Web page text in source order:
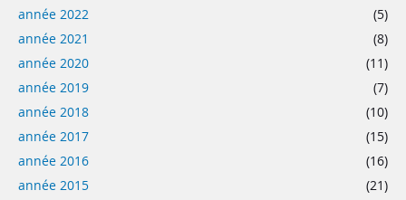
année 2022
(5)
année 2021
(8)
année 2020
(11)
année 2019
(7)
année 2018
(10)
année 2017
(15)
année 2016
(16)
année 2015
(21)